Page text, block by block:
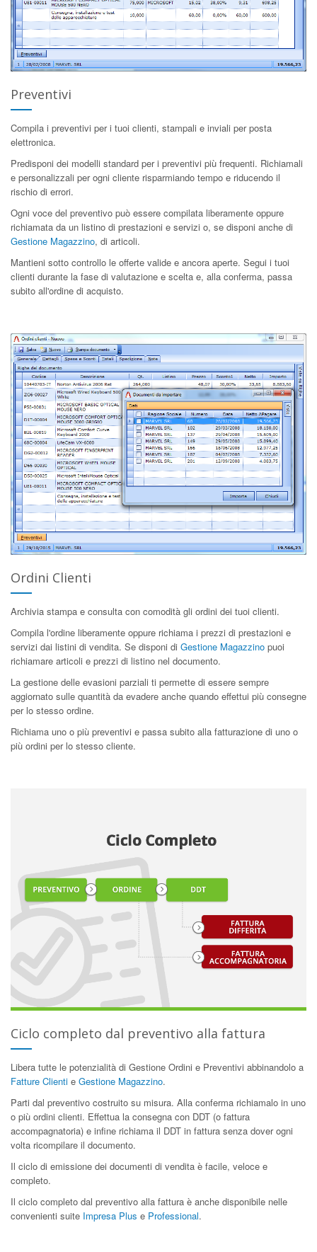
Preventivi
Compila i preventivi per i tuoi clienti, stampali e inviali per posta
elettronica.
Predisponi dei modelli standard per i preventivi più frequenti. Richiamali
e personalizzali per ogni cliente risparmiando tempo e riducendo il
rischio di errori.
Ogni voce del preventivo può essere compilata liberamente oppure
richiamata da un listino di prestazioni e servizi o, se disponi anche di
Gestione Magazzino, di articoli.
Mantieni sotto controllo le offerte valide e ancora aperte. Segui i tuoi
clienti durante la fase di valutazione e scelta e, alla conferma, passa
subito all'ordine di acquisto.
Ordini Clienti
Archivia stampa e consulta con comodità gli ordini dei tuoi clienti.
Compila l'ordine liberamente oppure richiama i prezzi di prestazioni e
servizi dai listini di vendita. Se disponi di Gestione Magazzino puoi
richiamare articoli e prezzi di listino nel documento.
La gestione delle evasioni parziali ti permette di essere sempre
aggiornato sulle quantità da evadere anche quando effettui più consegne
per lo stesso ordine.
Richiama uno o più preventivi e passa subito alla fatturazione di uno o
più ordini per lo stesso cliente.
Ciclo completo dal preventivo alla fattura
Libera tutte le potenzialità di Gestione Ordini e Preventivi abbinandolo a
Fatture Clienti e Gestione Magazzino.
Parti dal preventivo costruito su misura. Alla conferma richiamalo in uno
o più ordini clienti. Effettua la consegna con DDT (o fattura
accompagnatoria) e infine richiama il DDT in fattura senza dover ogni
volta ricompilare il documento.
Il ciclo di emissione dei documenti di vendita è facile, veloce e
completo.
Il ciclo completo dal preventivo alla fattura è anche disponibile nelle
convenienti suite Impresa Plus e Professional.